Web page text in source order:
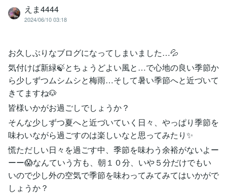
えま4444
2024/06/10 03:18
お久しぶりなブログになってしまいました…💦
気付けば新緑🍃とちょうどよい風と…で心地の良い季節か
ら少しずつムシムシと梅雨…そして暑い季節へと近づいて
きてますね🐶
皆様いかがお過ごしでしょうか？
そんな少しずつ夏へと近づいていく日々、やっぱり季節を
味わいながら過ごすのは楽しいなと思ってみたり✨
慌ただしい日々を過ごす中、季節を味わう余裕がないよー
ーー😱なんていう方も、朝１０分、いや５分だけでもい
いので少し外の空気で季節を味わってみてみてはいかがで
しょうか？